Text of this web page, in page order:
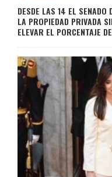
DESDE LAS 14 EL SENADO
LA PROPIEDAD PRIVADA
ELEVAR EL PORCENTAJE